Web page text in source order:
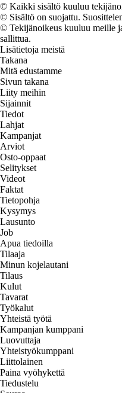
© Kaikki sisältö kuuluu
© Sisältö on suojattu.
© Tekijänoikeus kuuluu meille
sallittua.
Lisätietoja meistä
Takana
Mitä edustamme
Sivun takana
Liity meihin
Sijainnit
Tiedot
Lahjat
Kampanjat
Arviot
Osto-oppaat
Selitykset
Videot
Faktat
Tietopohja
Kysymys
Lausunto
Job
Apua tiedoilla
Tilaaja
Minun kojelautani
Tilaus
Kulut
Tavarat
Työkalut
Yhteistä työtä
Kampanjan kumppani
Luovuttaja
Yhteistyökumppani
Liittolainen
Paina vyöhykettä
Tiedustelu